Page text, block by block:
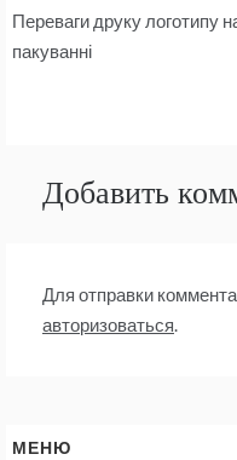
по
Переваги друку логотипу
пакуванні
Добавить
Для отправки
авторизоваться.
МЕНЮ